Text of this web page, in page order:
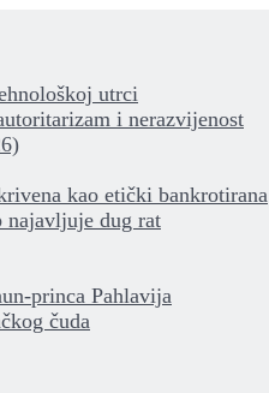
utrci
i nerazvijenost
kao etički bankrotirana
najavljuje dug rat
princa Pahlavija
čuda